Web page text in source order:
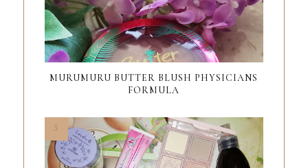
MURUMURU BUTTER BLUSH PHYSICIANS
FORMULA